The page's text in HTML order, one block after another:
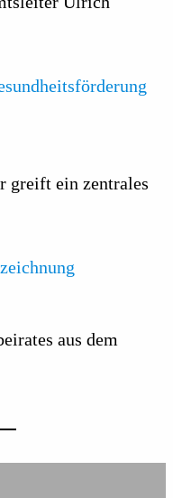
greift ein zentrales
aus dem